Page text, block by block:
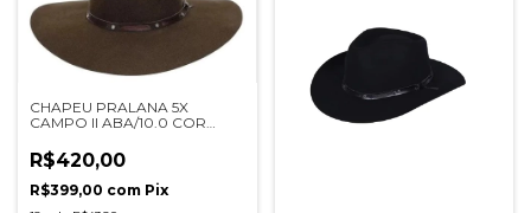
CHAPEU PRALANA 5X
CAMPO II ABA/10.0 COR
R$420,00
R$399,00 com Pix